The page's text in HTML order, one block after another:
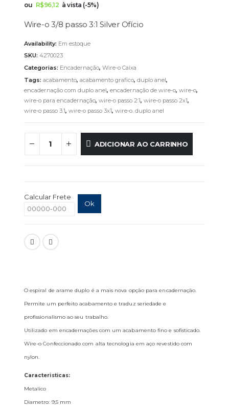
ou R$96,12 à vista (-5%)
Wire-o 3/8 passo 3:1 Silver Ofício
Availability: Em estoque
SKU: 4270023
Categorias: Encadernação, Wire-o Caixa
Tags: acabamento, acabamento grafico, duplo anel,
encadernação com duplo anel, encadernação de wire-o, wire-o,
wire-o para encadernação, wire-o passo 2:1, wire-o passo 2x1,
wire-o passo 3:1, wire-o passo 3x1, wire-o. duplo anel
ADICIONAR AO CARRINHO
Calcular Frete
Ok
O espiral de arame duplo é a mais nova opção para encadernação.
Permite um perfeito acabamento e traduz seriedade e
profissionalismo ao seu trabalho.
Utilizado em encadernações com um acabamento fino e sofisticado.
Wire-o Confeccionado com alta tecnologia em aço revestido com
nylon.
Caracteristicas:
Metalico
Diametro: 9,5 mm